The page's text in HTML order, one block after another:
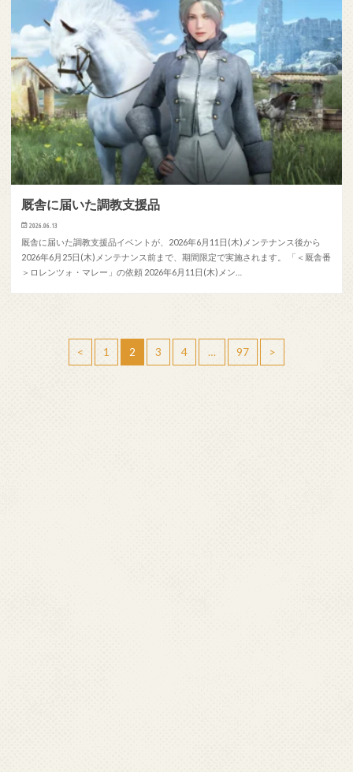
厩舎に届いた調教支援品
2026.06.13
厩舎に届いた調教支援品イベントが、2026年6月11日(木)メンテナンス後から
2026年6月25日(木)メンテナンス前まで、期間限定で実施されます。 「＜厩舎番
＞ロレンツォ・マレー」の依頼 2026年6月11日(木)メン…
< 1 2 3 4 … 97 >